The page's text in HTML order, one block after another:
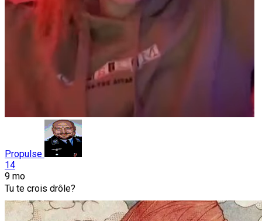
Propulse
14
9 mo
Tu te crois drôle?